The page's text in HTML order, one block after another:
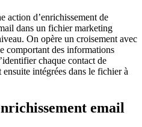
action d’enrichissement de
dans un fichier marketing
On opère un croisement avec
comportant des informations
chaque contact de
intégrées dans le fichier à
email